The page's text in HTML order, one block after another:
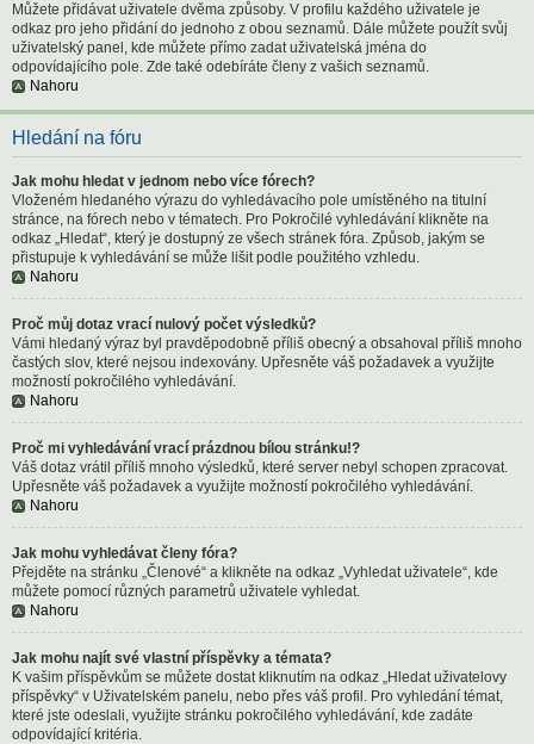
Můžete přidávat uživatele dvěma způsoby. V profilu každého uživatele je
odkaz pro jeho přidání do jednoho z obou seznamů. Dále můžete použít svůj
uživatelský panel, kde můžete přímo zadat uživatelská jména do
odpovídajícího pole. Zde také odebíráte členy z vašich seznamů.
Nahoru
Hledání na fóru
Jak mohu hledat v jednom nebo více fórech?
Vloženém hledaného výrazu do vyhledávacího pole umístěného na titulní
stránce, na fórech nebo v tématech. Pro Pokročilé vyhledávání klikněte na
odkaz „Hledat“, který je dostupný ze všech stránek fóra. Způsob, jakým se
přistupuje k vyhledávání se může lišit podle použitého vzhledu.
Nahoru
Proč můj dotaz vrací nulový počet výsledků?
Vámi hledaný výraz byl pravděpodobně příliš obecný a obsahoval příliš mnoho
častých slov, které nejsou indexovány. Upřesněte váš požadavek a využijte
možností pokročilého vyhledávání.
Nahoru
Proč mi vyhledávání vrací prázdnou bílou stránku!?
Váš dotaz vrátil příliš mnoho výsledků, které server nebyl schopen zpracovat.
Upřesněte váš požadavek a využijte možností pokročilého vyhledávání.
Nahoru
Jak mohu vyhledávat členy fóra?
Přejděte na stránku „Členové“ a klikněte na odkaz „Vyhledat uživatele“, kde
můžete pomocí různých parametrů uživatele vyhledat.
Nahoru
Jak mohu najít své vlastní příspěvky a témata?
K vašim příspěvkům se můžete dostat kliknutím na odkaz „Hledat uživatelovy
příspěvky“ v Uživatelském panelu, nebo přes váš profil. Pro vyhledání témat,
které jste odeslali, využijte stránku pokročilého vyhledávání, kde zadáte
odpovídající kritéria.